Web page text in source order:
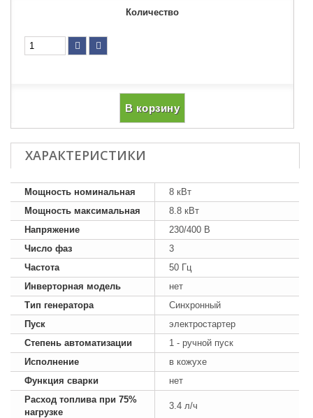
Количество
В корзину
ХАРАКТЕРИСТИКИ
Мощность номинальная
8 кВт
Мощность максимальная
8.8 кВт
Напряжение
230/400 В
Число фаз
3
Частота
50 Гц
Инверторная модель
нет
Тип генератора
Синхронный
Пуск
электростартер
Степень автоматизации
1 - ручной пуск
Исполнение
в кожухе
Функция сварки
нет
Расход топлива при 75%
нагрузке
3.4 л/ч